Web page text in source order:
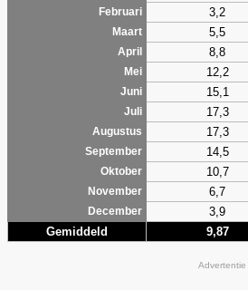
Februari 3,2
Maart 5,5
April
8,8
Mei
12,2
Juni
15,1
Juli
17,3
Augustus
17,3
September
14,5
Oktober
10,7
November
6,7
December
3,9
Gemiddeld 9,87
Advertentie